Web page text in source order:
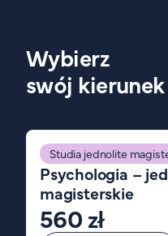
Harmonogram przyjęć na
O nas
Akademia Online
Jak się studiuje przez
FAQ
Nasi wykładowcy
Wybierz
swój kierunek
Studia jednolite
Psychologia –
magisterskie
560 zł